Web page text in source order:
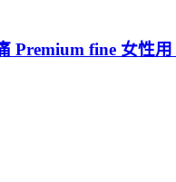
Premium fine 女性